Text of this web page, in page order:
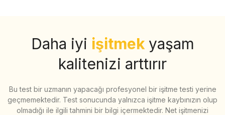
Daha iyi işitmek yaşam
kalitenizi arttırır
Bu test bir uzmanın yapacağı profesyonel bir işitme testi yerine
geçmemektedir. Test sonucunda yalnızca işitme kaybınızın olup
olmadığı ile ilgili tahmini bir bilgi içermektedir. Net işitmenizi